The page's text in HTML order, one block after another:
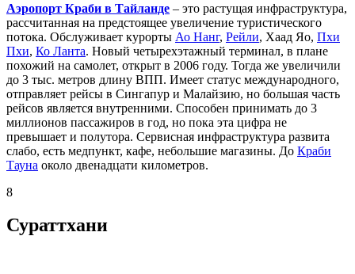
Аэропорт Краби в Тайланде – это растущая инфраструктура,
рассчитанная на предстоящее увеличение туристического
потока. Обслуживает курорты Ао Нанг, Рейли, Хаад Яо, Пхи
Пхи, Ко Ланта. Новый четырехэтажный терминал, в плане
похожий на самолет, открыт в 2006 году. Тогда же увеличили
до 3 тыс. метров длину ВПП. Имеет статус международного,
отправляет рейсы в Сингапур и Малайзию, но большая часть
рейсов является внутренними. Способен принимать до 3
миллионов пассажиров в год, но пока эта цифра не
превышает и полутора. Сервисная инфраструктура развита
слабо, есть медпункт, кафе, небольшие магазины. До Краби
Тауна около двенадцати километров.
8
Сураттхани